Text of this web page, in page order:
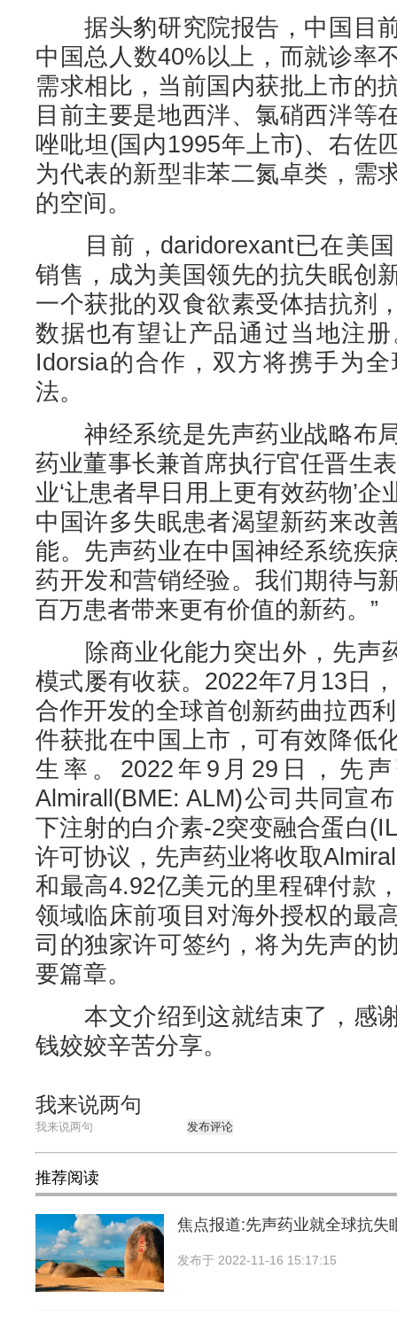
据头豹研究院报告，中国目
中国总人数40%以上，而就诊率
需求相比，当前国内获批上市的
目前主要是地西泮、氯硝西泮等
唑吡坦(国内1995年上市)、右佐
为代表的新型非苯二氮卓类，需
的空间。
目前，daridorexant已在美国
销售，成为美国领先的抗失眠创
一个获批的双食欲素受体拮抗剂
数据也有望让产品通过当地注
Idorsia的合作，双方将携手为
法。
神经系统是先声药业战略布
药业董事长兼首席执行官任晋生
业‘让患者早日用上更有效药物’
中国许多失眠患者渴望新药来改
能。先声药业在中国神经系统疾
药开发和营销经验。我们期待与
百万患者带来更有价值的新药。”
除商业化能力突出外，先声药
模式屡有收获。2022年7月13日
合作开发的全球首创新药曲拉西
件获批在中国上市，可有效降低
生率。2022年9月29日，先
Almirall(BME: ALM)公司共同宣
下注射的白介素-2突变融合蛋白
许可协议，先声药业将收取
和最高4.92亿美元的里程碑付款
领域临床前项目对海外授权的最
司的独家许可签约，将为先声的
要篇章。
本文介绍到这就结束了，感
钱姣姣辛苦分享。
我来说两句
发布评论
推荐阅读
焦点报道:先声药业就全球抗失
发布于 2022-11-16 15:17:15